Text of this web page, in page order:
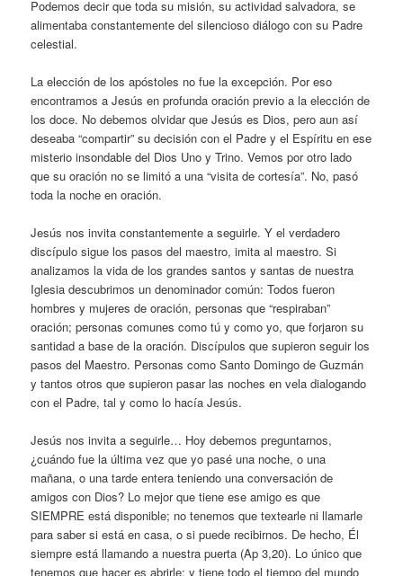
Podemos decir que toda su misión, su actividad salvadora, se
alimentaba constantemente del silencioso diálogo con su Padre
celestial.
La elección de los apóstoles no fue la excepción. Por eso
encontramos a Jesús en profunda oración previo a la elección de
los doce. No debemos olvidar que Jesús es Dios, pero aun así
deseaba “compartir” su decisión con el Padre y el Espíritu en ese
misterio insondable del Dios Uno y Trino. Vemos por otro lado
que su oración no se limitó a una “visita de cortesía”. No, pasó
toda la noche en oración.
Jesús nos invita constantemente a seguirle. Y el verdadero
discípulo sigue los pasos del maestro, imita al maestro. Si
analizamos la vida de los grandes santos y santas de nuestra
Iglesia descubrimos un denominador común: Todos fueron
hombres y mujeres de oración, personas que “respiraban”
oración; personas comunes como tú y como yo, que forjaron su
santidad a base de la oración. Discípulos que supieron seguir los
pasos del Maestro. Personas como Santo Domingo de Guzmán
y tantos otros que supieron pasar las noches en vela dialogando
con el Padre, tal y como lo hacía Jesús.
Jesús nos invita a seguirle… Hoy debemos preguntarnos,
¿cuándo fue la última vez que yo pasé una noche, o una
mañana, o una tarde entera teniendo una conversación de
amigos con Dios? Lo mejor que tiene ese amigo es que
SIEMPRE está disponible; no tenemos que textearle ni llamarle
para saber si está en casa, o si puede recibirnos. De hecho, Él
siempre está llamando a nuestra puerta (Ap 3,20). Lo único que
tenemos que hacer es abrirle; y tiene todo el tiempo del mundo